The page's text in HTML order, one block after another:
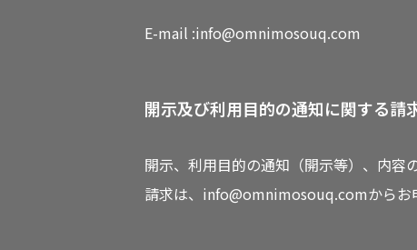
E-mail :info@omnimosouq.com
開示及び利用目的の通知に関する請
開示、利用目的の通知（開示等）、内容
請求は、 info@omnimosouq.comからお